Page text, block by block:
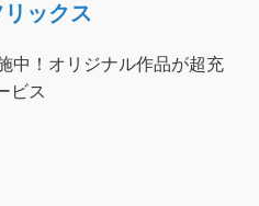
ックス
中！オリジナル作品が超充
ビス